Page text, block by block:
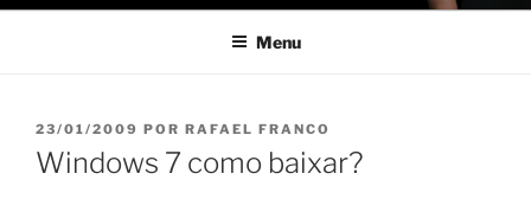
Menu
PUBLICADO
EM
23/01/2009 POR RAFAEL FRANCO
Windows 7 como baixar?